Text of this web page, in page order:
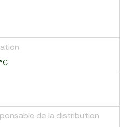
de la distribution